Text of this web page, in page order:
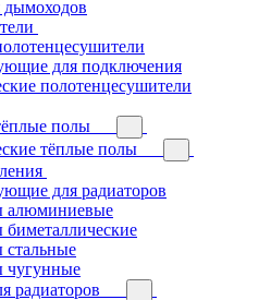
для подключения
полотенцесушители
полы
тёплые полы
для радиаторов
алюминиевые
биметаллические
стальные
чугунные
радиаторов